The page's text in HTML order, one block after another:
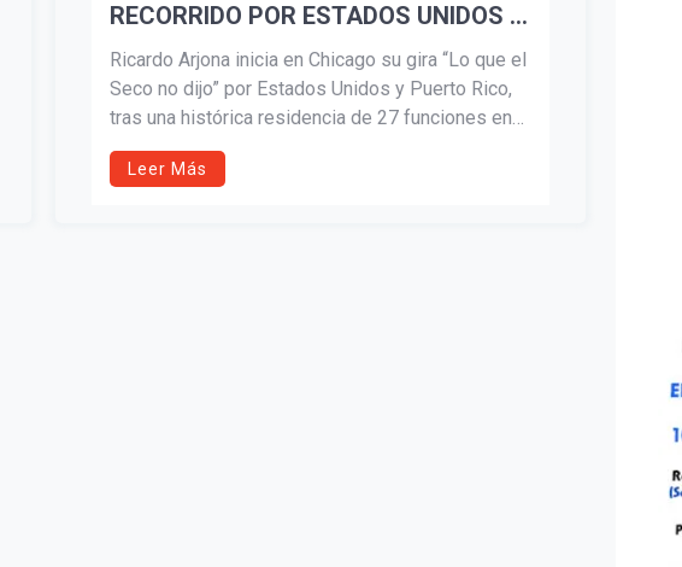
RECORRIDO POR ESTADOS UNIDOS Y
PUERTO RICO CON SU GIRA “LO QUE
EL SECO NO DIJO”
Ricardo Arjona inicia en Chicago su gira “Lo que el
Seco no dijo” por Estados Unidos y Puerto Rico,
tras una histórica residencia de 27 funciones en
Guatemala. Con 38 conciertos confirmados,
incluyendo múltiples fechas sold out en Nueva
Leer Más